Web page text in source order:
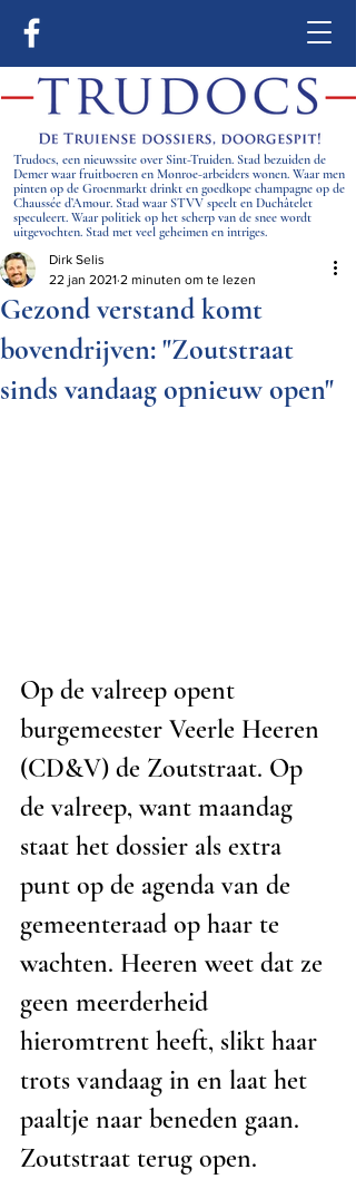
Trudocs, een nieuwssite over Sint-Truiden. Stad bezuiden de
Demer waar fruitboeren en Monroe-arbeiders wonen. Waar men
pinten op de Groenmarkt drinkt en goedkope champagne op de
Chaussée d’Amour. Stad waar STVV speelt en Duchâtelet
speculeert. Waar politiek op het scherp van de snee wordt
uitgevochten. Stad met veel geheimen en intriges.
Gezond verstand komt
bovendrijven: "Zoutstraat
sinds vandaag opnieuw open"
Dirk Selis
22 jan 2021 2 minuten om te lezen
Op de valreep opent
burgemeester Veerle Heeren
(CD&V) de Zoutstraat. Op
de valreep, want maandag
staat het dossier als extra
punt op de agenda van de
gemeenteraad op haar te
wachten. Heeren weet dat ze
geen meerderheid
hieromtrent heeft, slikt haar
trots vandaag in en laat het
paaltje naar beneden gaan.
Zoutstraat terug open.